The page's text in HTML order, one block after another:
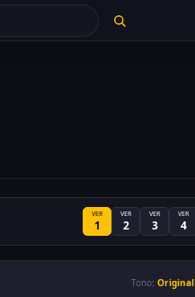
VER
1
VER
2
VER
3
VER
4
Tono: Original